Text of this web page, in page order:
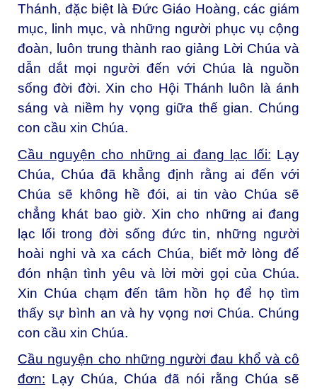
Thánh, đặc biệt là Đức Giáo Hoàng, các giám
mục, linh mục, và những người phục vụ cộng
đoàn, luôn trung thành rao giảng Lời Chúa và
dẫn dắt mọi người đến với Chúa là nguồn
sống đời đời. Xin cho Hội Thánh luôn là ánh
sáng và niềm hy vọng giữa thế gian. Chúng
con cầu xin Chúa.
Cầu nguyện cho những ai đang lạc lối: Lạy
Chúa, Chúa đã khẳng định rằng ai đến với
Chúa sẽ không hề đói, ai tin vào Chúa sẽ
chẳng khát bao giờ. Xin cho những ai đang
lạc lối trong đời sống đức tin, những người
hoài nghi và xa cách Chúa, biết mở lòng để
đón nhận tình yêu và lời mời gọi của Chúa.
Xin Chúa chạm đến tâm hồn họ để họ tìm
thấy sự bình an và hy vọng nơi Chúa. Chúng
con cầu xin Chúa.
Cầu nguyện cho những người đau khổ và cô
đơn: Lạy Chúa, Chúa đã nói rằng Chúa sẽ